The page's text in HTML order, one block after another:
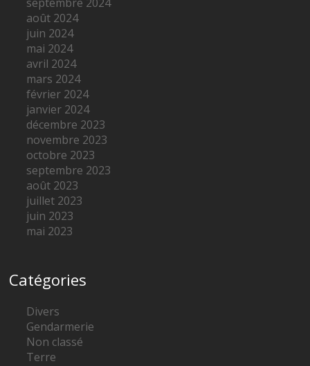
août 2024
juin 2024
mai 2024
avril 2024
mars 2024
février 2024
janvier 2024
décembre 2023
novembre 2023
octobre 2023
septembre 2023
août 2023
juillet 2023
juin 2023
mai 2023
Catégories
Divers
Gendarmerie
Non classé
Terre